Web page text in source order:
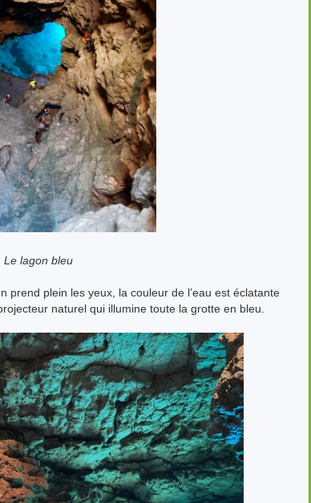
Le lagon bleu
prend plein les yeux, la couleur de l’eau est éclatante
naturel qui illumine toute la grotte en bleu.